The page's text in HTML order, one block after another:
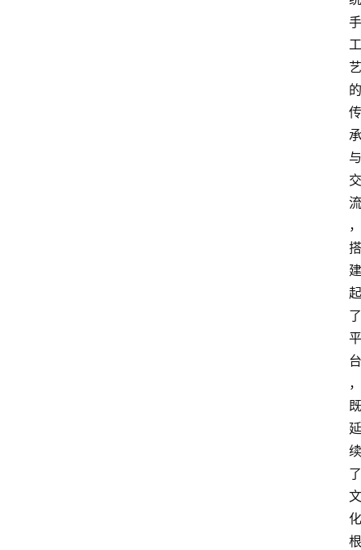
手
工
艺
的
传
承
与
交
流
，
搭
建
起
了
平
台
，
既
延
续
了
文
化
根